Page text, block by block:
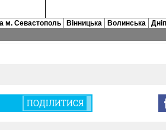
ПОДІЛИТИСЯ